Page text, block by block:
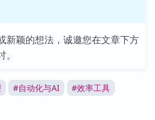
新颖的想法，诚邀您在文章下方
#自动化与AI #效率工具